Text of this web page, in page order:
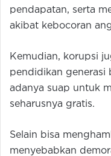
pendapatan, serta
akibat kebocoran
Kemudian, korupsi
pendidikan generasi
adanya suap untuk
seharusnya gratis.
Selain bisa
menyebabkan